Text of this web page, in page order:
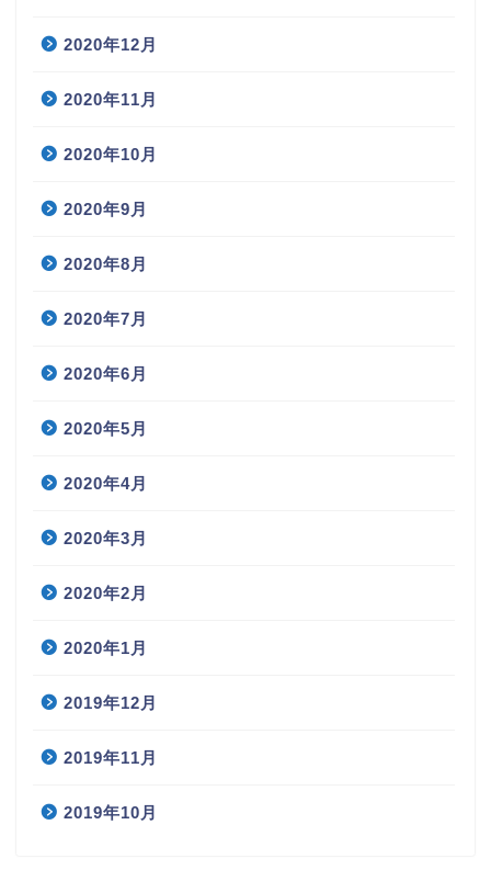
2020年12月
2020年11月
2020年10月
2020年9月
2020年8月
2020年7月
2020年6月
2020年5月
2020年4月
2020年3月
2020年2月
2020年1月
2019年12月
2019年11月
2019年10月